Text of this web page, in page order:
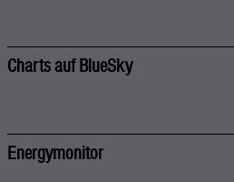
Charts auf BlueSky
Energymonitor